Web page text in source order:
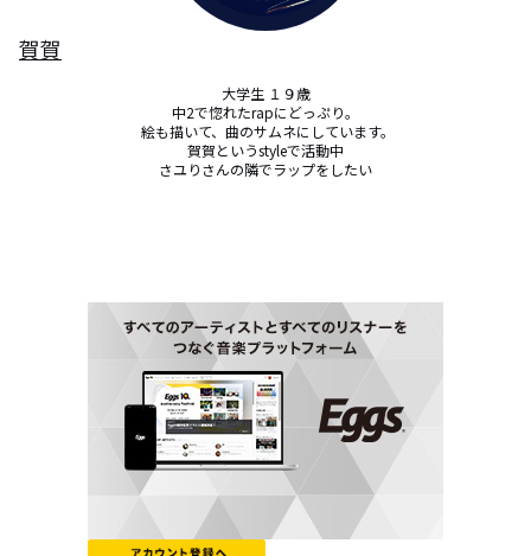
賀賀
大学生 １９歳
中2で惚れたrapにどっぷり。
賀賀というstyleで活動中
さユりさんの隣でラップをしたい